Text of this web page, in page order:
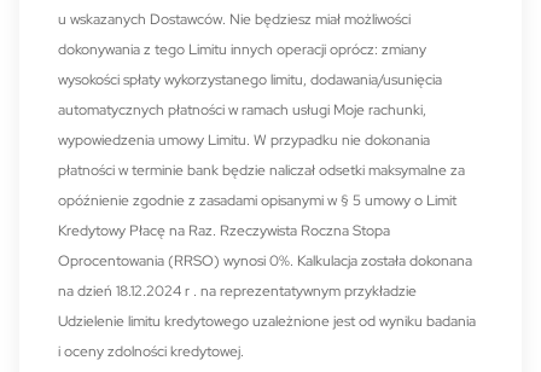
u wskazanych Dostawców. Nie będziesz miał możliwości
dokonywania z tego Limitu innych operacji oprócz: zmiany
wysokości spłaty wykorzystanego limitu, dodawania/usunięcia
automatycznych płatności w ramach usługi Moje rachunki,
wypowiedzenia umowy Limitu. W przypadku nie dokonania
płatności w terminie bank będzie naliczał odsetki maksymalne za
opóźnienie zgodnie z zasadami opisanymi w § 5 umowy o Limit
Kredytowy Płacę na Raz. Rzeczywista Roczna Stopa
Oprocentowania (RRSO) wynosi 0%. Kalkulacja została dokonana
na dzień 18.12.2024 r . na reprezentatywnym przykładzie
Udzielenie limitu kredytowego uzależnione jest od wyniku badania
i oceny zdolności kredytowej.